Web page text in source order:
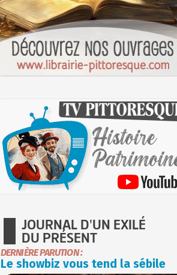
JOURNAL D'UN EXILÉ
DU PRÉSENT
DERNIÈRE PARUTION :
Le showbiz vous tend la sébile